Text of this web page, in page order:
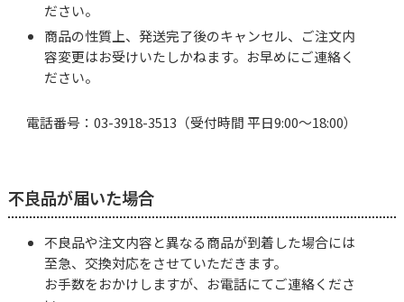
ださい。
商品の性質上、発送完了後のキャンセル、ご注文内
容変更はお受けいたしかねます。お早めにご連絡く
ださい。
電話番号： 03-3918-3513 （受付時間 平日9:00～18:00）
不良品が届いた場合
不良品や注文内容と異なる商品が到着した場合には
至急、交換対応をさせていただきます。
お手数をおかけしますが、お電話にてご連絡くださ